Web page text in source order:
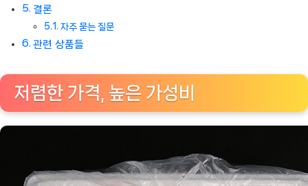
결론
자주 묻는 질문
관련 상품들
저렴한 가격, 높은 가성비